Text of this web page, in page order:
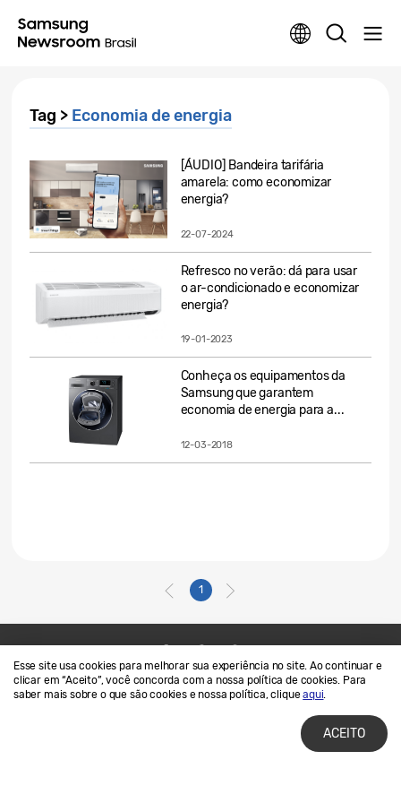
Esse site usa cookies para melhorar sua experiência no site. Ao continuar e
clicar em “Aceito”, você concorda com a nossa política de cookies. Para
saber mais sobre o que são cookies e nossa política, cliqueaqui.
ACEITO
Tag > Economia de energia
[ÁUDIO] Bandeira tarifária
amarela: como economizar
energia?
22-07-2024
Refresco no verão: dá para usar
o ar-condicionado e economizar
energia?
19-01-2023
Conheça os equipamentos da
Samsung que garantem
economia de energia para a...
12-03-2018
1
Contato
SAMSUNG.COM
Termos de Uso
Privacidade e Cookies